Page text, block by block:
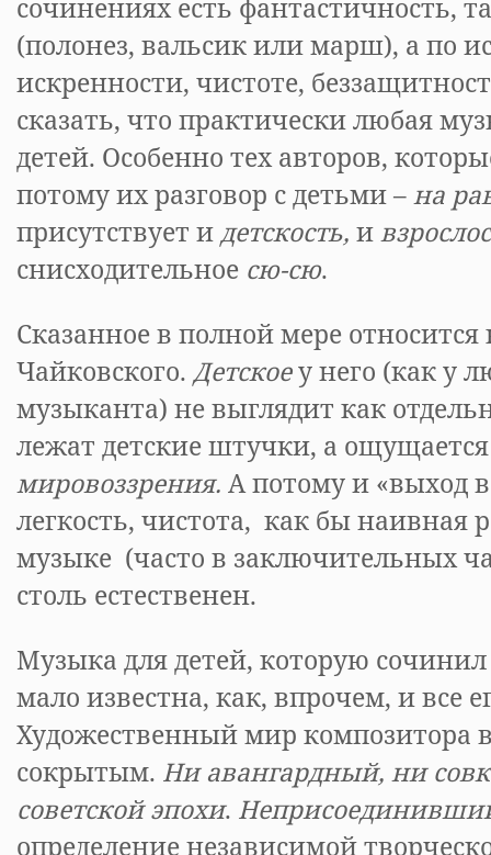
сочинениях есть фантастичность,
(полонез, вальсик или марш), а по
искренности, чистоте,
сказать, что практически любая
детей. Особенно тех авторов,
потому их разговор с детьми –на
присутствует идетскость, и
снисходительное сю-сю.
Сказанное в полной мере
Чайковского. Детскоеу него (как у
музыканта) не выглядит как
лежат детские штучки, а
мировоззрения. А потому и «выход
легкость, чистота, как бы наивная
музыке (часто в заключительных
столь естественен.
Музыка для детей, которую
мало известна, как, впрочем, и все
Художественный мир композитора
сокрытым. Ни авангардный, ни
советской эпохи.
определение независимой